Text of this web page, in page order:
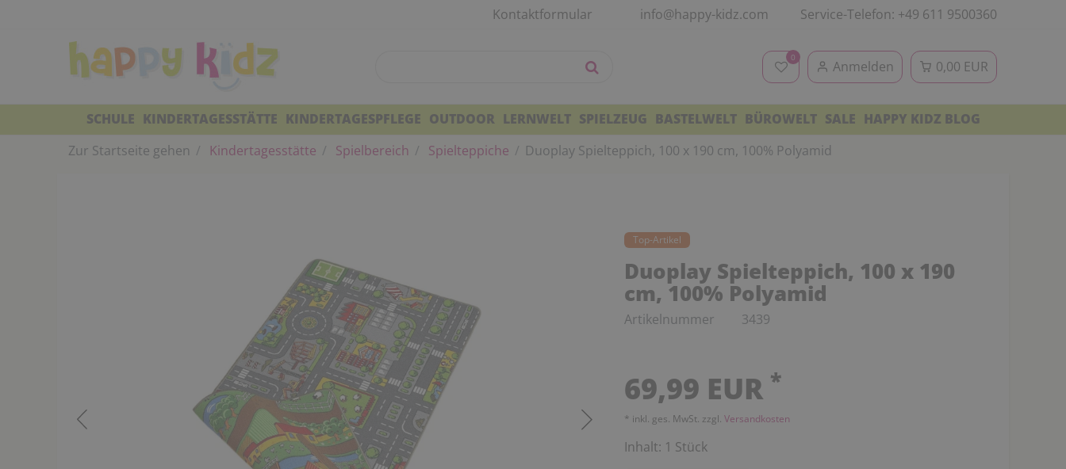
Kontaktformular info@happy-kidz.com Service-Telefon: +49 611 9500360
0
Anmelden 0,00 EUR
SCHULE KINDERTAGESSTÄTTE KINDERTAGESPFLEGE OUTDOOR LERNWELT SPIELZEUG BASTELWELT BÜROWELT SALE HAPPY KIDZ BLOG
Zur Startseite gehen
Kindertagesstätte Spielbereich Spielteppiche Duoplay Spielteppich, 100 x 190 cm, 100% Polyamid
Top-Artikel
Duoplay Spielteppich, 100 x 190
cm, 100% Polyamid
Artikelnummer 3439
69,99 EUR *
* inkl. ges. MwSt. zzgl. Versandkosten
Inhalt: 1 Stück